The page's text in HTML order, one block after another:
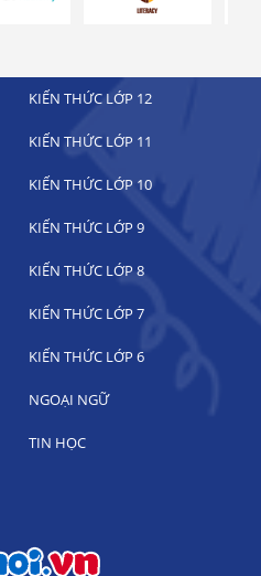
KIẾN THỨC LỚP 12
KIẾN THỨC LỚP 11
KIẾN THỨC LỚP 10
KIẾN THỨC LỚP 9
KIẾN THỨC LỚP 8
KIẾN THỨC LỚP 7
KIẾN THỨC LỚP 6
NGOẠI NGỮ
TIN HỌC